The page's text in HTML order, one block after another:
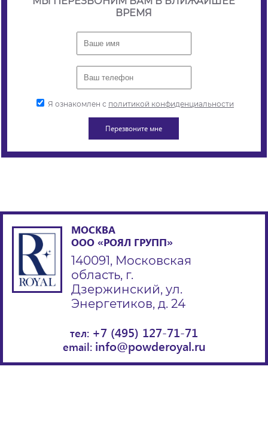
ВРЕМЯ
Я ознакомлен с политикой конфиденциальности
МОСКВА
ООО «РОЯЛ ГРУПП»
140091, Московская
область, г.
Дзержинский, ул.
Энергетиков, д. 24
тел: +7 (495) 127-71-71
email: info@powderoyal.ru